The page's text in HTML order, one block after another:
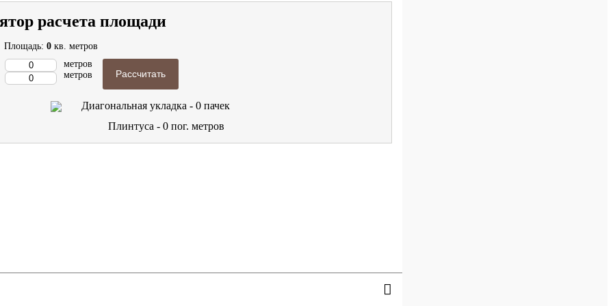
расчета площади
Площадь: 0 кв. метров
метров
метров
Рассчитать
Диагональная укладка - 0 пачек
Плинтуса -0пог. метров